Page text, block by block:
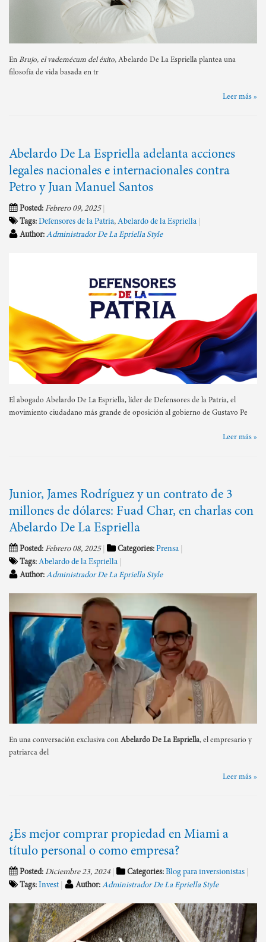
En Brujo, el vademécum del éxito, Abelardo De La Espriella plantea una
filosofía de vida basada en tr
Leer más »
Abelardo De La Espriella adelanta acciones
legales nacionales e internacionales contra
Petro y Juan Manuel Santos
Posted: Febrero 09, 2025
Tags: Defensores de la Patria, Abelardo de la Espriella
Author: Administrador De La Epriella Style
El abogado Abelardo De La Espriella, líder de Defensores de la Patria, el
movimiento ciudadano más grande de oposición al gobierno de Gustavo Pe
Leer más »
Junior, James Rodríguez y un contrato de 3
millones de dólares: Fuad Char, en charlas con
Abelardo De La Espriella
Posted: Febrero 08, 2025 Categories: Prensa
Tags: Abelardo de la Espriella
Author: Administrador De La Epriella Style
En una conversación exclusiva con Abelardo De La Espriella, el empresario y
patriarca del
Leer más »
¿Es mejor comprar propiedad en Miami a
título personal o como empresa?
Posted: Diciembre 23, 2024 Categories: Blog para inversionistas
Tags: Invest Author: Administrador De La Epriella Style